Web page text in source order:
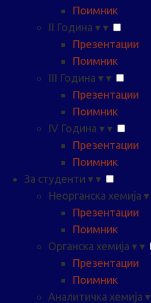
Поимник
II Година ▾ ▾
Презентации
Поимник
III Година ▾ ▾
Презентации
Поимник
IV Година ▾ ▾
Презентации
Поимник
За студенти ▾ ▾
Неорганска хемија ▾
Презентации
Поимник
Органска хемија ▾ ▾
Презентации
Поимник
Аналитичка хемија ▾